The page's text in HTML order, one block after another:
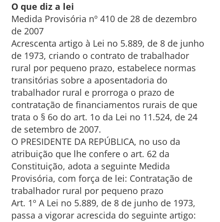
O que diz a lei
Medida Provisória nº 410 de 28 de dezembro
de 2007
Acrescenta artigo à Lei no 5.889, de 8 de junho
de 1973, criando o contrato de trabalhador
rural por pequeno prazo, estabelece normas
transitórias sobre a aposentadoria do
trabalhador rural e prorroga o prazo de
contratação de financiamentos rurais de que
trata o § 6o do art. 1o da Lei no 11.524, de 24
de setembro de 2007.
O PRESIDENTE DA REPÚBLICA, no uso da
atribuição que lhe confere o art. 62 da
Constituição, adota a seguinte Medida
Provisória, com força de lei: Contratação de
trabalhador rural por pequeno prazo
Art. 1º A Lei no 5.889, de 8 de junho de 1973,
passa a vigorar acrescida do seguinte artigo: